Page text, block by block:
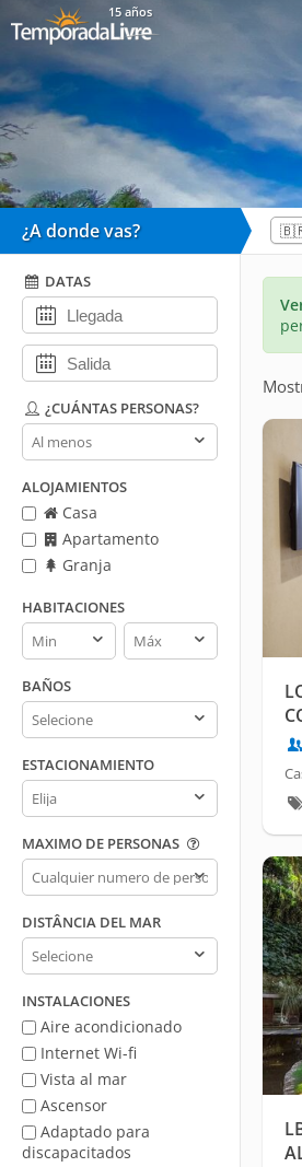
15 años
¿A donde vas? 🇧🇷
DATAS
¿CUÁNTAS PERSONAS?
¿Cuántas
personas?
ALOJAMIENTOS
Casa
Apartamento
Granja
HABITACIONES
Habitaciones
min
Habitaciones
max
BAÑOS
Baños
ESTACIONAMIENTO
Estacionamiento
MAXIMO DE PERSONAS
Maximo
de
personas
DISTÂNCIA DEL MAR
Distância
del
mar
INSTALACIONES
Aire acondicionado
Internet Wi-fi
Vista al mar
Ascensor
Adaptado para
discapacitados